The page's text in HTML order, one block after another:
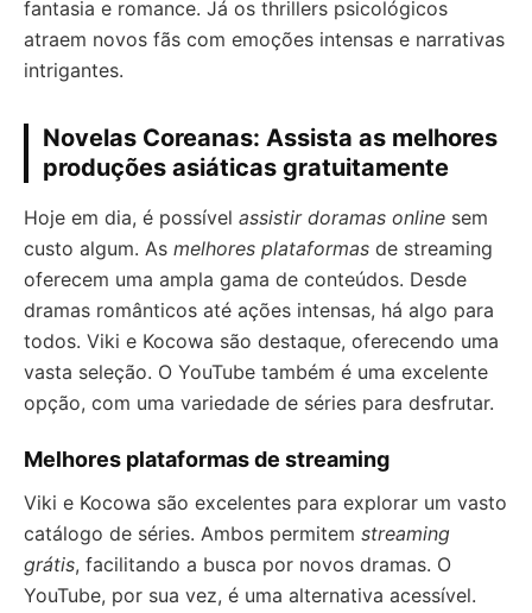
fantasia e romance. Já os thrillers psicológicos
atraem novos fãs com emoções intensas e narrativas
intrigantes.
Novelas Coreanas: Assista as melhores
produções asiáticas gratuitamente
Hoje em dia, é possível assistir doramas online sem
custo algum. As melhores plataformas de streaming
oferecem uma ampla gama de conteúdos. Desde
dramas românticos até ações intensas, há algo para
todos. Viki e Kocowa são destaque, oferecendo uma
vasta seleção. O YouTube também é uma excelente
opção, com uma variedade de séries para desfrutar.
Melhores plataformas de streaming
Viki e Kocowa são excelentes para explorar um vasto
catálogo de séries. Ambos permitem streaming
grátis, facilitando a busca por novos dramas. O
YouTube, por sua vez, é uma alternativa acessível.